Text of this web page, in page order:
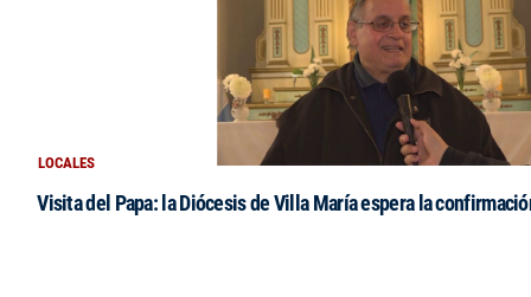
LOCALES
Visita del Papa: la Diócesis de Villa María espera la